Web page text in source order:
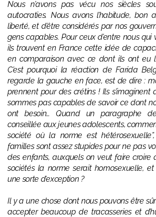
Nous n’avons pas vécu nos siècles
autocraties. Nous avons l’habitude,
liberté, et d’être considérés par nos
gens capables. Pour ceux d’entre nous qui
ils trouvent en France cette idée de
en comparaison avec ce dont ils ont eu
C’est pourquoi la réaction de Farida
regarde la gauche en face, est de dire :
prennent pour des crétins ! Ils s’imaginent
sommes pas capables de savoir ce dont
ont besoin… Quand un paragraphe
conseillée aux jeunes adolescents,
société où la norme est
familles sont assez stupides pour ne pas
des enfants, auxquels on veut faire croire
sociétés la norme serait homosexuelle,
une sorte d’exception ?
Il y a une chose dont nous pouvons être
accepter beaucoup de tracasseries et